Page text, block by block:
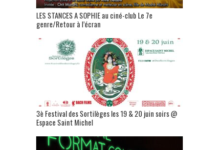
LES STANCES A SOPHIE au ciné-club Le 7e
genre/Retour à l’écran
3è Festival des Sortilèges les 19 & 20 juin soirs @
Espace Saint Michel